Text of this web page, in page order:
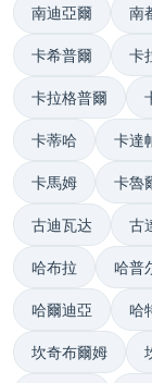
南迪亞爾 南
卡希普爾 卡
卡拉格普爾
卡蒂哈 卡達
卡馬姆 卡魯
古迪瓦达 古
哈布拉 哈普
哈爾迪亞 哈
坎奇布爾姆